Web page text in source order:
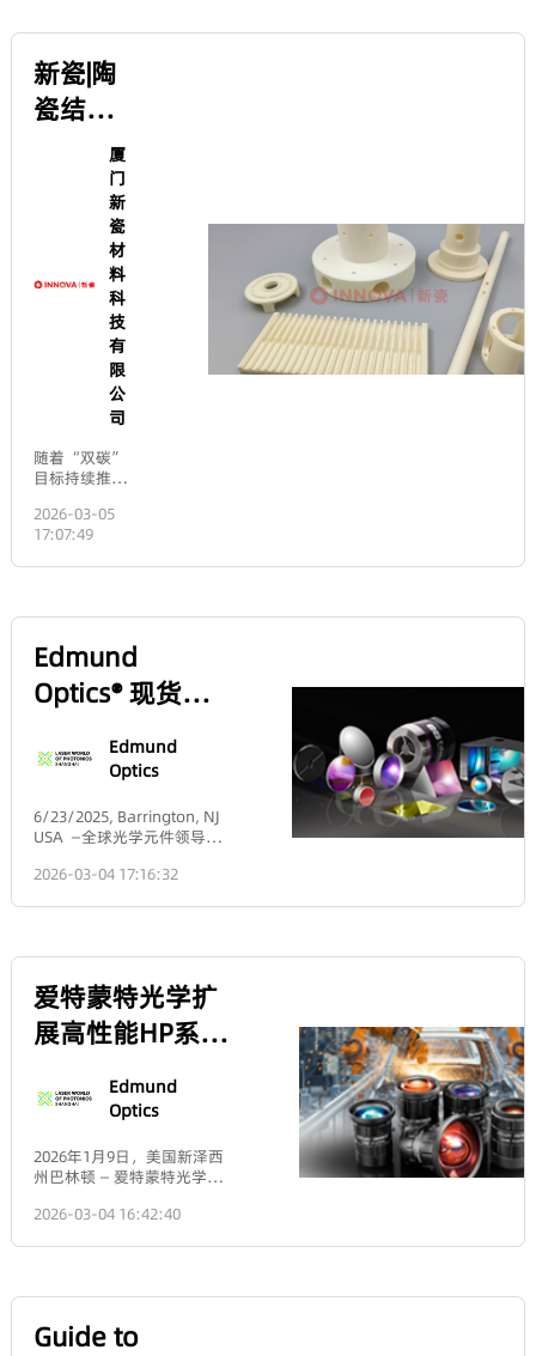
viewing distance at which
the human eye is most
comfortable and sees
The shorter the focal
length, the greater the
magnification.For
example: A convex lens
with a focal length of f =
10\ \text{cm}f=10 cm has
a magnification of
approximately 25 / 10 =
2.525/10=2.5 times.A
convex lens with a focal
length of f = 5\
\text{cm}f=5 cm has a
magnification of
approximately 25 / 5 =
525/5=5 times.This is
shorter focal length has a
greater refractive power,
causing light rays to
as they enter the eye.
image of the object on
the retina, making it
appear more
Used for projection
imaging (producing a real
projectors and
cameras)When an object
focal length of a convex
lens, an inverted,
real image is formed. The
is called the lateral
magnification.Formula:M
=\frac{h_i}{h_o} = -\frac{v}
magnification (an
absolute value greater
magnification; less than 1
indicates reduction)h_i:
heightvv: Image
distanceuu: Object
that the image is
于加工过程中留下的工
具痕迹、抛光颗粒造成
的麻点、材料微观不均
（波长）通常远小于光
学元件的口径。3、测量
与计算：需要使用高分
辨率的轮廓仪（如白光
干涉仪、原子力显微
镜）在小范围内测量。
对测量数据先进行“倾斜
移除”和“最佳拟合球
面/平面移除”，再应用
高通滤波器滤除中低频
成分，最后对剩余的高
频轮廓数据计算均方根
值。4、主要影响：散射
损耗：导致光能量从主
光线方向散射出去，降
比，小角度散射。对成
像系统的MTF（调制传
递函数） 在中高频率段
元件，任何需要极低散
射的应用场景。典型
值：从普通抛光（~10
光（< 0.5 nm RMSi）不
等。RMSa (Root Mean
形精度1、定义：实际光
学表面与设计的理想表
抛物面）之间偏差的均
方根值。这个偏差是整
形状“对不对”，比如是
球面但曲率不对，或者
带有像散、彗差等像差
计算：通常使用干涉仪
（如菲索干涉仪、相移
径上进行测量。将测得
的波前图（或面形图）
形）相减，得到面形误
差图，然后直接计算整
致光学系统的成像质量
限
光学镜头、
显微镜、望
远镜、光电
金属配件生
产与销售。
疗、航空航
天、光伏、
半导体等自
动化非标零
配件生产加
2026-03-09
新瓷|陶
瓷结构件
硬核赋
能，助力
新能源产
业高质量
新
料
技
有
限
公
随着 “双碳”
进，风电、核
能、燃料电池
等新能源产业
成为全球能源
转型的核心力
功率、深远海
盐雾风沙与交
变载荷的考
验；核能追求
运行，对部件
耐辐射、耐高
近乎苛刻；燃
料电池（尤其
是固体氧化物
燃料电池
SOFC）凭借高
起，核心部件
高温下稳定工
2026-03-05
Edmund
Optics® 现货供
应业界最全超快
光学元件系列，
实现极速交付与
精准匹配
Edmund
Optics
6/23/2025, Barrington, NJ
Edmund Optics®正式宣布
升级其超快光学元件供应体
提供全链路解决方案。目前